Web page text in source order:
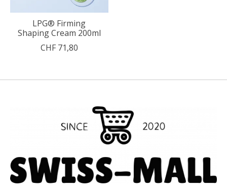
LPG® Firming
Shaping Cream 200ml
CHF 71,80